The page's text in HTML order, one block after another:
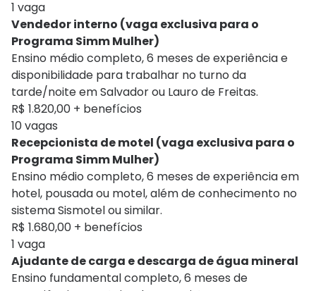
1 vaga
Vendedor interno (vaga exclusiva para o
Programa Simm Mulher)
Ensino médio completo, 6 meses de experiência e
disponibilidade para trabalhar no turno da
tarde/noite em Salvador ou Lauro de Freitas.
R$ 1.820,00 + benefícios
10 vagas
Recepcionista de motel (vaga exclusiva para o
Programa Simm Mulher)
Ensino médio completo, 6 meses de experiência em
hotel, pousada ou motel, além de conhecimento no
sistema Sismotel ou similar.
R$ 1.680,00 + benefícios
1 vaga
Ajudante de carga e descarga de água mineral
Ensino fundamental completo, 6 meses de